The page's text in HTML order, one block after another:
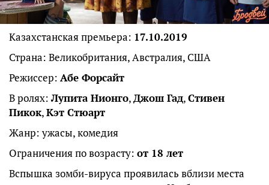
Казахстанская премьера: 17.10.2019
Страна: Великобритания, Австралия, США
Режиссер: Абе Форсайт
В ролях: Лупита Нионго,Джош Гад,Стивен
Пикок,Кэт Стюарт
Жанр: ужасы, комедия
Ограничения по возрасту: от 18 лет
Вспышка зомби-вируса проявилась вблизи места